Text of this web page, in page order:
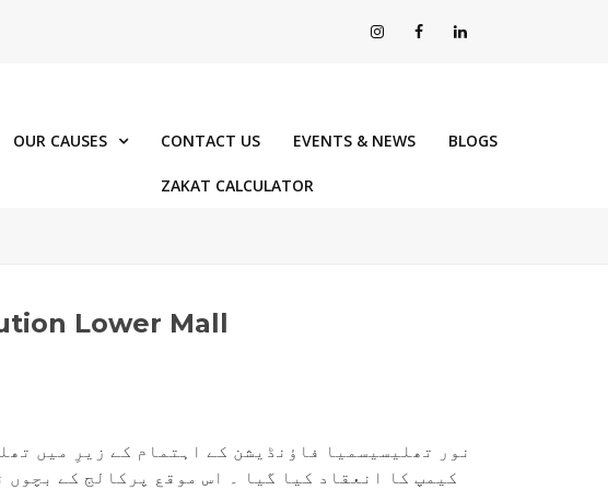
OUR CAUSES CONTACT US EVENTS & NEWS BLOGS
ZAKAT CALCULATOR
Lower Mall
نور تھلیسیسمیا فاؤنڈیشن کے اہتمام کے زیرِ میں
کیمپ کا انعقاد کیا گیا ۔ اس موقع پرکالج کے